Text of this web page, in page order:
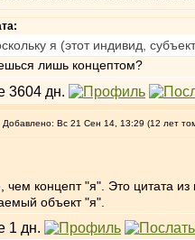
я (этот индивид,
лишь концептом?
Добавлено: Вс 21 Сен 14, 13:29 (12 лет
чем концепт "я". Это цитата
объект "я".